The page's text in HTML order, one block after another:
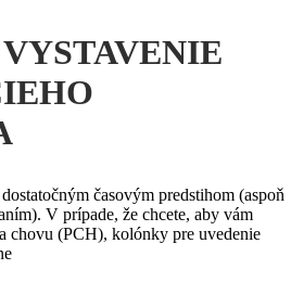
časovým predstihom (aspoň
V prípade, že chcete, aby vám
chovu (PCH), kolónky pre uvedenie